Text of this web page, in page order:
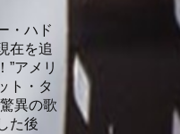
・ハド
在を追
”アメリ
ト・タ
異の歌
た後